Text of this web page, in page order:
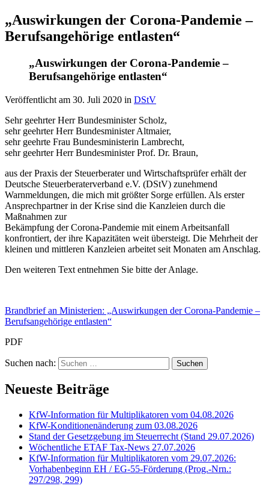
„Auswirkungen der Corona-Pandemie –
Berufsangehörige entlasten“
„Auswirkungen der Corona-Pandemie –
Berufsangehörige entlasten“
Veröffentlicht am 30. Juli 2020 in DStV
Sehr geehrter Herr Bundesminister Scholz,
sehr geehrter Herr Bundesminister Altmaier,
sehr geehrte Frau Bundesministerin Lambrecht,
sehr geehrter Herr Bundesminister Prof. Dr. Braun,
aus der Praxis der Steuerberater und Wirtschaftsprüfer erhält der
Deutsche Steuerberaterverband e.V. (DStV) zunehmend
Warnmeldungen, die mich mit größter Sorge erfüllen. Als erster
Ansprechpartner in der Krise sind die Kanzleien durch die
Maßnahmen zur
Bekämpfung der Corona-Pandemie mit einem Arbeitsanfall
konfrontiert, der ihre Kapazitäten weit übersteigt. Die Mehrheit der
kleinen und mittleren Kanzleien arbeitet seit Monaten am Anschlag.
Den weiteren Text entnehmen Sie bitte der Anlage.
Brandbrief an Ministerien: „Auswirkungen der Corona-Pandemie –
Berufsangehörige entlasten“
PDF
Suchen nach:
Neueste Beiträge
KfW-Information für Multiplikatoren vom 04.08.2026
KfW-Konditionenänderung zum 03.08.2026
Stand der Gesetzgebung im Steuerrecht (Stand 29.07.2026)
Wöchentliche ETAF Tax-News 27.07.2026
KfW-Information für Multiplikatoren vom 29.07.2026:
Vorhabenbeginn EH / EG-55-Förderung (Prog.-Nrn.:
297/298, 299)